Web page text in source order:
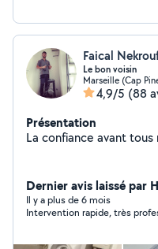
Faical
Le bon voisin
Marseille (Cap
4,9/5 (88
Présentation
La confiance avant tous
Dernier avis laissé par
Il y a plus de 6 mois
Intervention rapide, très